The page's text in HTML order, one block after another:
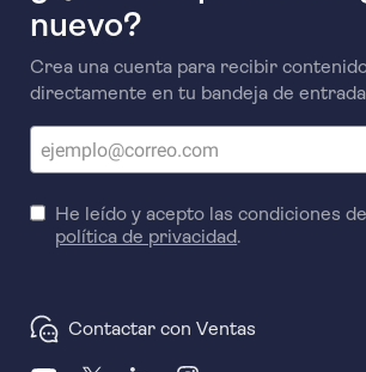
nuevo?
Crea una cuenta para recibir
directamente en tu bandeja de
He leído y acepto las condiciones
política de privacidad.
Contactar con Ventas